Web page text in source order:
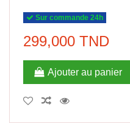
Sur commande 24h
299,000 TND
Ajouter au panier